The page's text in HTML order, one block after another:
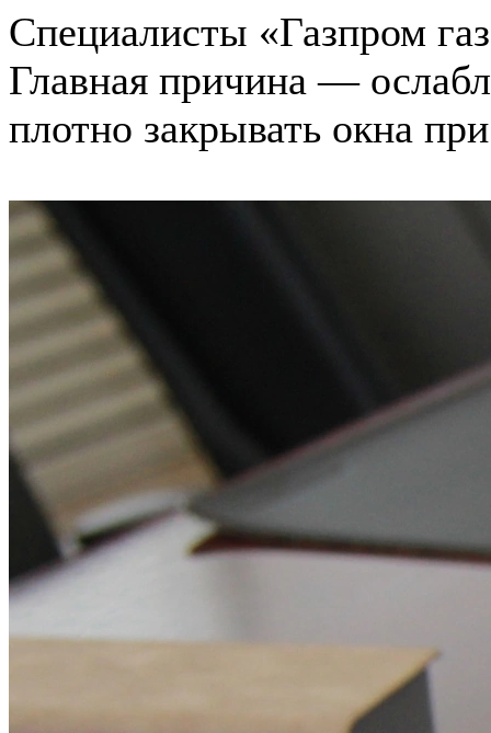
Специалисты «Газпром
Главная причина —
плотно закрывать окна